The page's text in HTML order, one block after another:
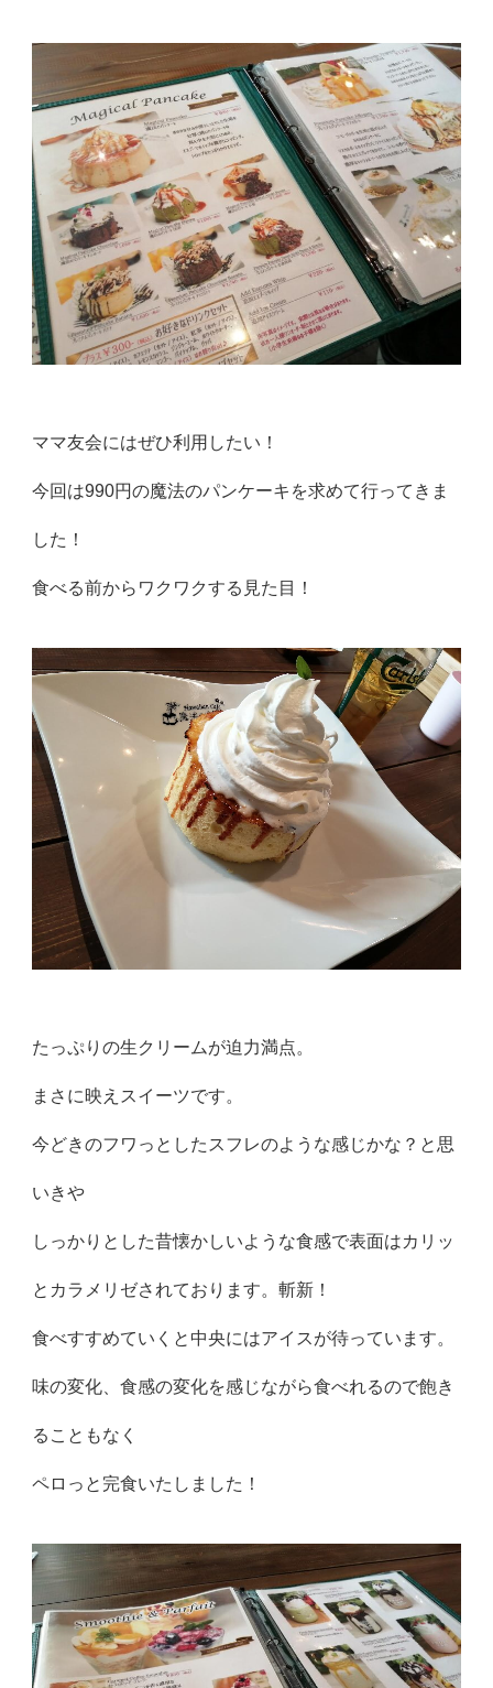
ママ友会にはぜひ利用したい！
今回は990円の魔法のパンケーキを求めて行ってきま
した！
食べる前からワクワクする見た目！
たっぷりの生クリームが迫力満点。
まさに映えスイーツです。
今どきのフワっとしたスフレのような感じかな？と思
いきや
しっかりとした昔懐かしいような食感で表面はカリッ
とカラメリゼされております。斬新！
食べすすめていくと中央にはアイスが待っています。
味の変化、食感の変化を感じながら食べれるので飽き
ることもなく
ペロっと完食いたしました！